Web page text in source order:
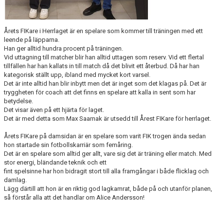
INSTAGRAM
Årets FIKare i Herrlaget är en spelare som kommer till träningen med ett
leende på läpparna.
Han ger alltid hundra procent på träningen.
Vid uttagning till matcher blir han alltid uttagen som reserv. Vid ett flertal
tillfällen har han kallats in till match då det blivit ett återbud. Då har han
kategorisk ställt upp, ibland med mycket kort varsel.
Det är inte alltid han blir inbytt men det är inget som det klagas på. Det är
tryggheten för coach att det finns en spelare att kalla in sent som har
betydelse.
Det visar även på ett hjärta för laget.
Det är med detta som Max Saarnak är utsedd till Årest FIKare för herrlaget.
Årets FIKare på damsidan är en spelare som varit FIK trogen ända sedan
hon startade sin fotbollskarriär som femåring.
Det är en spelare som alltid ger allt, vare sig det är träning eller match. Med
stor energi, bländande teknik och ett
fint spelsinne har hon bidragit stort till alla framgångar i både flicklag och
damlag.
Lägg därtill att hon är en riktig god lagkamrat, både på och utanför planen,
så förstår alla att det handlar om Alice Andersson!